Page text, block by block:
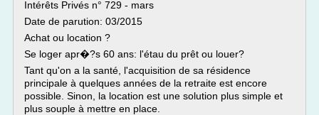
Intérêts Privés n° 729 - mars
Date de parution: 03/2015
Achat ou location ?
Se loger apr�?s 60 ans: l'étau du prêt ou louer?
Tant qu'on a la santé, l'acquisition de sa résidence
principale à quelques années de la retraite est encore
possible. Sinon, la location est une solution plus simple et
plus souple à mettre en place.